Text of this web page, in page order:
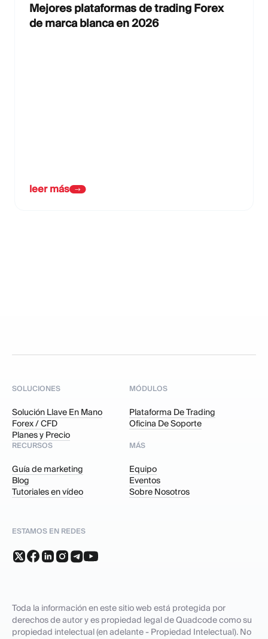
Mejores plataformas de trading Forex
de marca blanca en 2026
leer más
SOLUCIONES
Solución Llave En Mano
Forex / CFD
Planes y Precio
MÓDULOS
Plataforma De Trading
Oficina De Soporte
RECURSOS
Guía de marketing
Blog
Tutoriales en vídeo
MÁS
Equipo
Eventos
Sobre Nosotros
ESTAMOS EN REDES
Toda la información en este sitio web está protegida por
derechos de autor y es propiedad legal de Quadcode como su
propiedad intelectual (en adelante - Propiedad Intelectual). No